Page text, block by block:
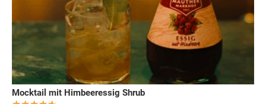
Mocktail mit Himbeeressig Shrub